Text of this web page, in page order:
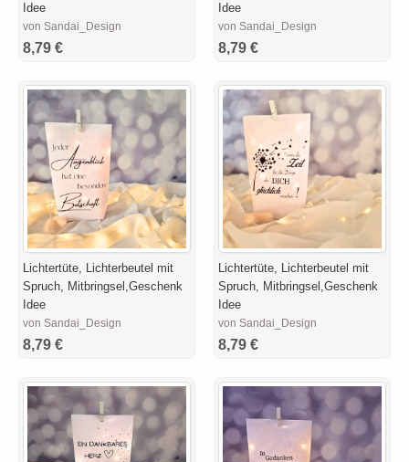
Idee
von Sandai_Design
8,79 €
Idee
von Sandai_Design
8,79 €
Lichtertüte, Lichterbeutel mit
Spruch, Mitbringsel,Geschenk
Idee
von Sandai_Design
8,79 €
Lichtertüte, Lichterbeutel mit
Spruch, Mitbringsel,Geschenk
Idee
von Sandai_Design
8,79 €